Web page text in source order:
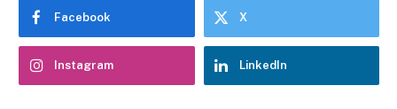
Facebook X
Instagram LinkedIn